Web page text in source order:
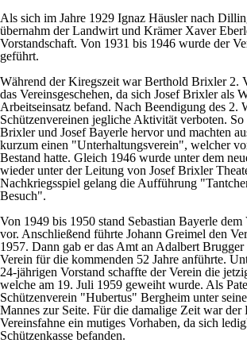
Als sich im Jahre 1929 Ignaz Häusler nach
übernahm der Landwirt und Krämer Xaver
Vorstandschaft. Von 1931 bis 1946 wurde der
geführt.
Während der Kiregszeit war Berthold Brixler 2.
das Vereinsgeschehen, da sich Josef Brixler als
Arbeitseinsatz befand. Nach Beendigung des 2.
Schützenvereinen jegliche Aktivität verboten.
Brixler und Josef Bayerle hervor und machten
kurzum einen "Unterhaltungsverein", welcher
Bestand hatte. Gleich 1946 wurde unter dem
wieder unter der Leitung von Josef Brixler
Nachkriegsspiel gelang die Aufführung
Besuch".
Von 1949 bis 1950 stand Sebastian Bayerle dem
vor. Anschließend führte Johann Greimel den
1957. Dann gab er das Amt an Adalbert Brugger
Verein für die kommenden 52 Jahre anführte.
24-jährigen Vorstand schaffte der Verein die
welche am 19. Juli 1959 geweiht wurde. Als
Schützenverein "Hubertus" Bergheim unter
Mannes zur Seite. Für die damalige Zeit war der
Vereinsfahne ein mutiges Vorhaben, da sich
Schützenkasse befanden.